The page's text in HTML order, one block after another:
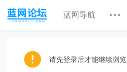
蓝网导航
请先登录后才能继续浏览